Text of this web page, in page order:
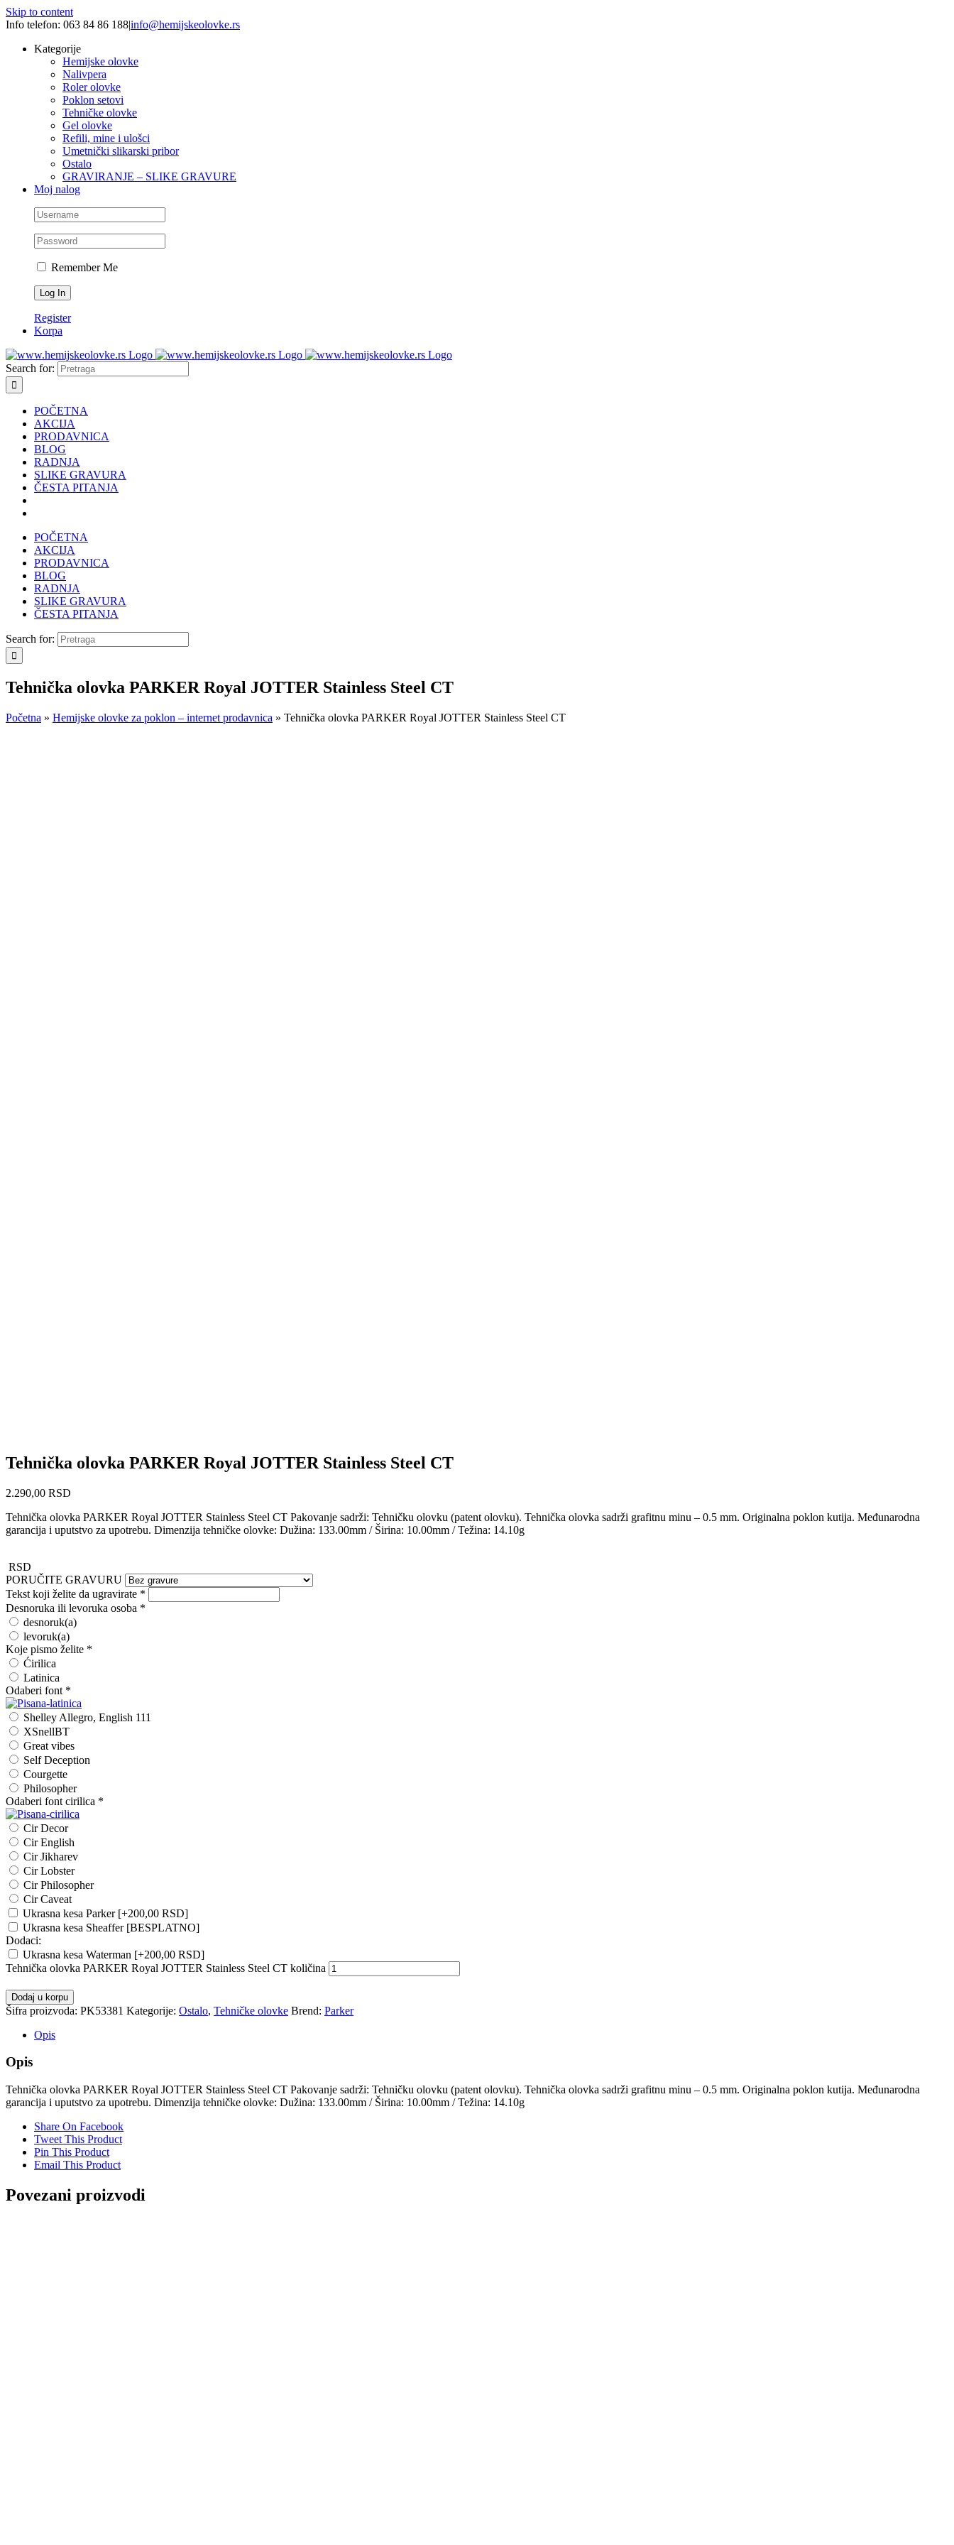
Skip to content
Info telefon: 063 84 86 188|info@hemijskeolovke.rs
Kategorije
Hemijske olovke
Nalivpera
Roler olovke
Poklon setovi
Tehničke olovke
Gel olovke
Refili, mine i ulošci
Umetnički slikarski pribor
Ostalo
GRAVIRANJE – SLIKE GRAVURE
Moj nalog
Remember Me
Register
Korpa
Search for:
POČETNA
AKCIJA
PRODAVNICA
BLOG
RADNJA
SLIKE GRAVURA
ČESTA PITANJA
POČETNA
AKCIJA
PRODAVNICA
BLOG
RADNJA
SLIKE GRAVURA
ČESTA PITANJA
Search for:
Tehnička olovka PARKER Royal JOTTER Stainless Steel CT
Početna » Hemijske olovke za poklon – internet prodavnica » Tehnička olovka PARKER Royal JOTTER Stainless Steel CT
Tehnička olovka PARKER Royal JOTTER Stainless Steel CT
2.290,00 RSD
Tehnička olovka PARKER Royal JOTTER Stainless Steel CT Pakovanje sadrži: Tehničku olovku (patent olovku). Tehnička olovka sadrži grafitnu minu – 0.5 mm. Originalna poklon kutija. Međunarodna
garancija i uputstvo za upotrebu. Dimenzija tehničke olovke: Dužina: 133.00mm / Širina: 10.00mm / Težina: 14.10g
RSD
PORUČITE GRAVURU
Tekst koji želite da ugravirate *
Desnoruka ili levoruka osoba *
desnoruk(a)
levoruk(a)
Koje pismo želite *
Ćirilica
Latinica
Odaberi font *
Shelley Allegro, English 111
XSnellBT
Great vibes
Self Deception
Courgette
Philosopher
Odaberi font cirilica *
Cir Decor
Cir English
Cir Jikharev
Cir Lobster
Cir Philosopher
Cir Caveat
Ukrasna kesa Parker [+200,00 RSD]
Ukrasna kesa Sheaffer [BESPLATNO]
Dodaci:
Ukrasna kesa Waterman [+200,00 RSD]
Tehnička olovka PARKER Royal JOTTER Stainless Steel CT količina
Dodaj u korpu
Šifra proizvoda: PK53381 Kategorije: Ostalo, Tehničke olovke Brend: Parker
Opis
Opis
Tehnička olovka PARKER Royal JOTTER Stainless Steel CT Pakovanje sadrži: Tehničku olovku (patent olovku). Tehnička olovka sadrži grafitnu minu – 0.5 mm. Originalna poklon kutija. Međunarodna
garancija i uputstvo za upotrebu. Dimenzija tehničke olovke: Dužina: 133.00mm / Širina: 10.00mm / Težina: 14.10g
Share On Facebook
Tweet This Product
Pin This Product
Email This Product
Povezani proizvodi